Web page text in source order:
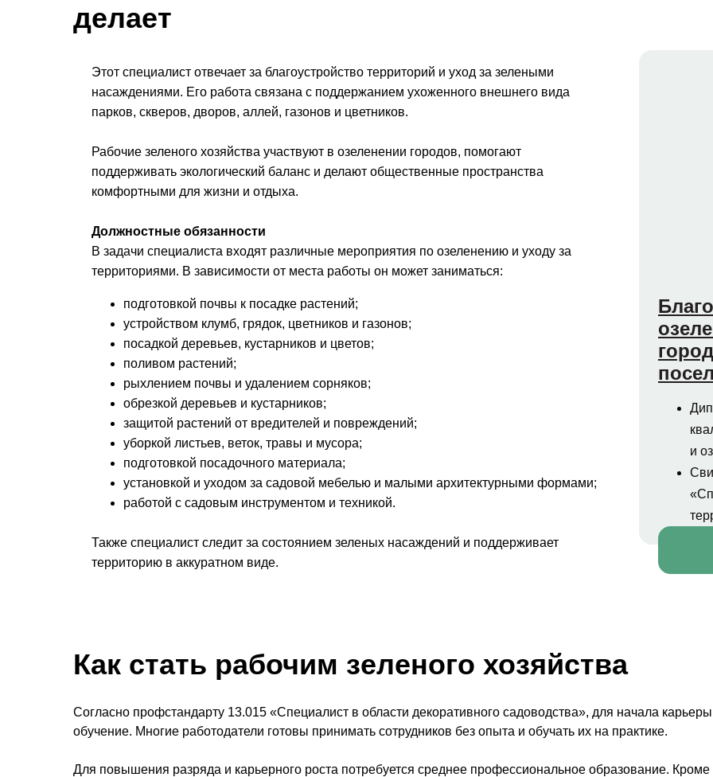
делает
и
Этот специалист отвечает за благоустройство территорий и уход за зелеными
насаждениями. Его работа связана с поддержанием ухоженного внешнего вида
парков, скверов, дворов, аллей, газонов и цветников.
Рабочие зеленого хозяйства участвуют в озеленении городов, помогают
поддерживать экологический баланс и делают общественные пространства
комфортными для жизни и отдыха.
Должностные обязанности
В задачи специалиста входят различные мероприятия по озеленению и уходу за
территориями. В зависимости от места работы он может заниматься:
подготовкой почвы к посадке растений;
устройством клумб, грядок, цветников и газонов;
посадкой деревьев, кустарников и цветов;
поливом растений;
рыхлением почвы и удалением сорняков;
обрезкой деревьев и кустарников;
защитой растений от вредителей и повреждений;
уборкой листьев, веток, травы и мусора;
подготовкой посадочного материала;
установкой и уходом за садовой мебелью и малыми архитектурными формами;
работой с садовым инструментом и техникой.
Также специалист следит за состоянием зеленых насаждений и поддерживает
территорию в аккуратном виде.
Как стать рабочим зеленого хозяйства
Согласно профстандарту 13.015 «Специалист в области декоративного садоводства», для начала
обучение. Многие работодатели готовы принимать сотрудников без опыта и обучать их на практике.
Для повышения разряда и карьерного роста потребуется среднее профессиональное образование. Кроме